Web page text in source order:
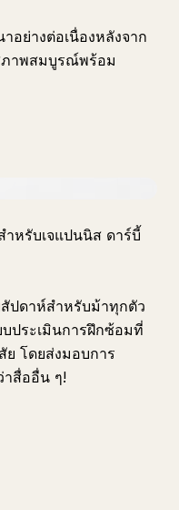
ย่างต่อเนื่องหลังจาก
ภาพสมบูรณ์พร้อม
หรับเจแปนนิส ดาร์บี้
ปดาห์สำหรับม้าทุกตัว
ประเมินการฝึกซ้อมที่
ย โดยส่งมอบการ
าสื่ออื่น ๆ!